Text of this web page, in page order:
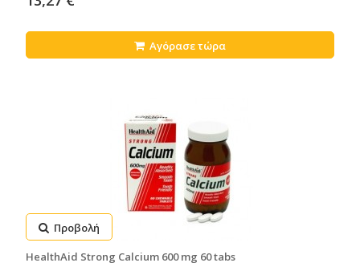
Αγόρασε τώρα
Προβολή
HealthAid Strong Calcium 600 mg 60 tabs